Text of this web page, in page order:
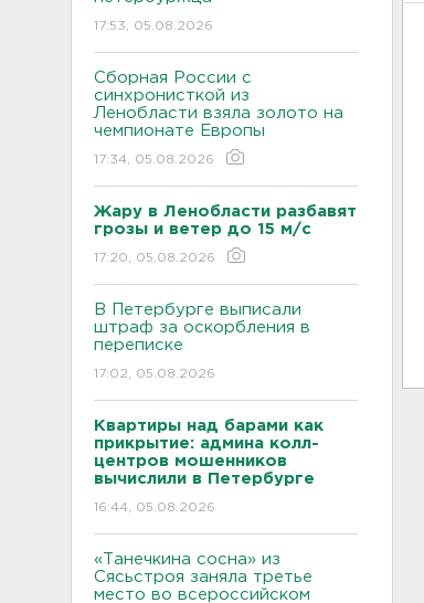
17:53, 05.08.2026
Сборная России с
синхронисткой из
Ленобласти взяла золото на
чемпионате Европы
17:34, 05.08.2026
Жару в Ленобласти разбавят
грозы и ветер до 15 м/с
17:20, 05.08.2026
В Петербурге выписали
штраф за оскорбления в
переписке
17:02, 05.08.2026
Квартиры над барами как
прикрытие: админа колл-
центров мошенников
вычислили в Петербурге
16:44, 05.08.2026
«Танечкина сосна» из
Сясьстроя заняла третье
место во всероссийском